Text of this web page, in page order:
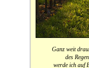
Ganz weit
des
werde ich auf